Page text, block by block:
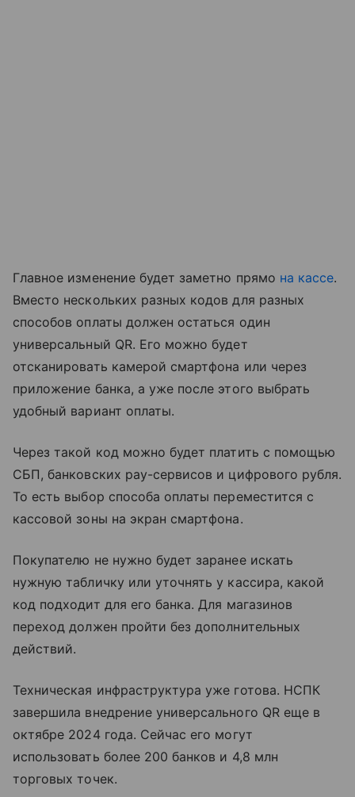
Главное изменение будет заметно прямо на кассе.
Вместо нескольких разных кодов для разных
способов оплаты должен остаться один
универсальный QR. Его можно будет
отсканировать камерой смартфона или через
приложение банка, а уже после этого выбрать
удобный вариант оплаты.
Через такой код можно будет платить с помощью
СБП, банковских pay-сервисов и цифрового рубля.
То есть выбор способа оплаты переместится с
кассовой зоны на экран смартфона.
Покупателю не нужно будет заранее искать
нужную табличку или уточнять у кассира, какой
код подходит для его банка. Для магазинов
переход должен пройти без дополнительных
действий.
Техническая инфраструктура уже готова. НСПК
завершила внедрение универсального QR еще в
октябре 2024 года. Сейчас его могут
использовать более 200 банков и 4,8 млн
торговых точек.